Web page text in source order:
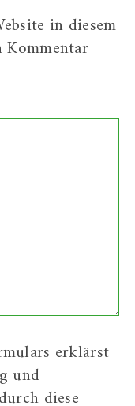
in diesem
erklärst
und
diese